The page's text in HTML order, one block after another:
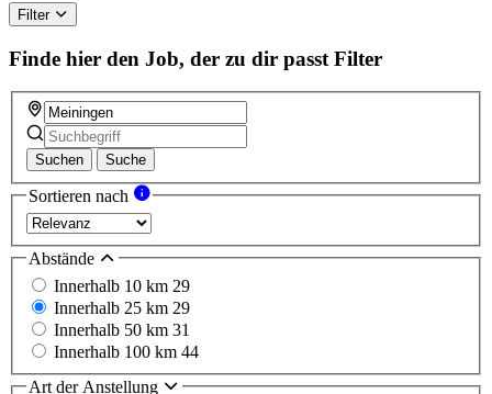
Filter
Finde hier den Job, der zu dir passt Filter
Suchen Suche
Sortieren nach
Abstände
Innerhalb 10 km 29
Innerhalb 25 km 29
Innerhalb 50 km 31
Innerhalb 100 km 44
Art der Anstellung